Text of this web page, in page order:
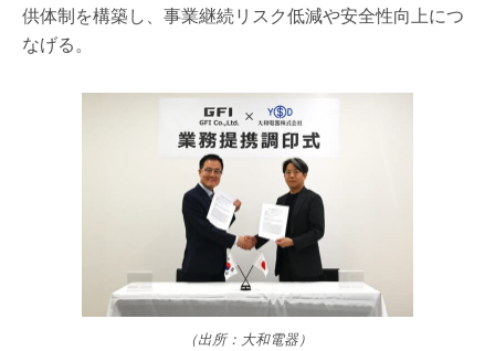
供体制を構築し、事業継続リスク低減や安全性向上につ
なげる。
（出所：大和電器）